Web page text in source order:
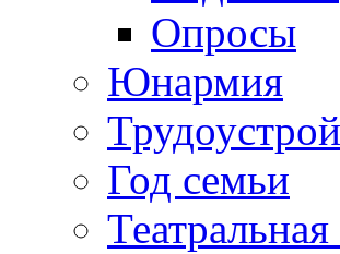
Опросы
Юнармия
Год семьи